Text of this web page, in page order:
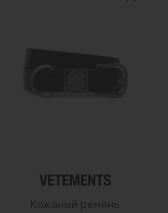
Кожаный ремень